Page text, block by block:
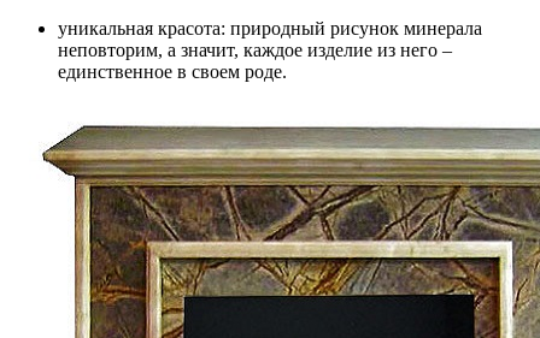
уникальная красота: природный рисунок минерала
неповторим, а значит, каждое изделие из него –
единственное в своем роде.